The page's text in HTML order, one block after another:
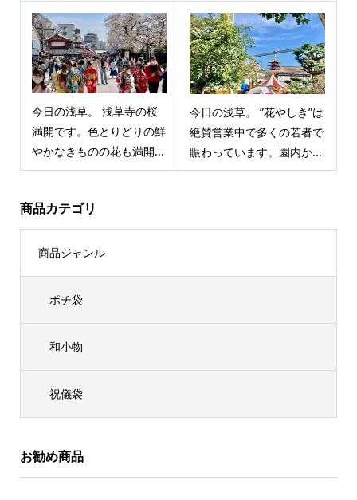
今日の浅草。 浅草寺の桜
満開です。色とりどりの鮮
やかなきものの花も満開...
今日の浅草。 ”花やしき”は
絶賛営業中で多くの若者で
賑わっています。園内か...
商品カテゴリ
商品ジャンル
ポチ袋
和小物
祝儀袋
お勧め商品